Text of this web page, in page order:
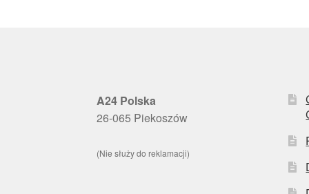
A24 Polska
26-065 Piekoszów
(Nie służy do reklamacji)